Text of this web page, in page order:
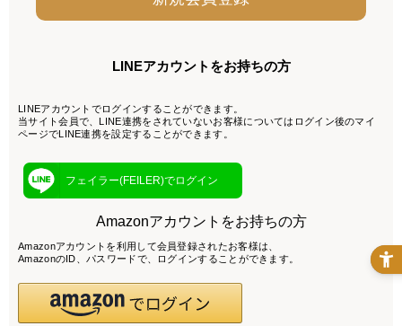
LINEアカウントをお持ちの方
LINEアカウントでログインすることができます。
当サイト会員で、LINE連携をされていないお客様についてはログイン後のマイ
ページでLINE連携を設定することができます。
フェイラー(FEILER)でログイン
Amazonアカウントをお持ちの方
Amazonアカウントを利用して会員登録されたお客様は、
AmazonのID、パスワードで、ログインすることができます。